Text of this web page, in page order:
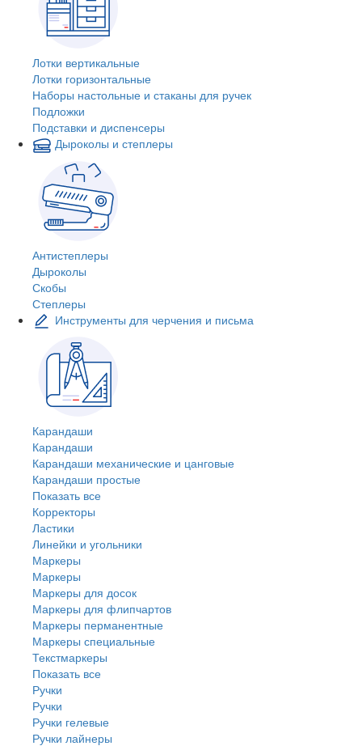
Лотки вертикальные
Лотки горизонтальные
Наборы настольные и стаканы для ручек
Подложки
Подставки и диспенсеры
Дыроколы и степлеры
Антистеплеры
Дыроколы
Скобы
Степлеры
Инструменты для черчения и письма
Карандаши
Карандаши
Карандаши механические и цанговые
Карандаши простые
Показать все
Корректоры
Ластики
Линейки и угольники
Маркеры
Маркеры
Маркеры для досок
Маркеры для флипчартов
Маркеры перманентные
Маркеры специальные
Текстмаркеры
Показать все
Ручки
Ручки
Ручки гелевые
Ручки лайнеры